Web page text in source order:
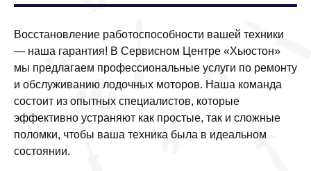
Восстановление работоспособности вашей техники
— наша гарантия! В Сервисном Центре «Хьюстон»
мы предлагаем профессиональные услуги по ремонту
и обслуживанию лодочных моторов. Наша команда
состоит из опытных специалистов, которые
эффективно устраняют как простые, так и сложные
поломки, чтобы ваша техника была в идеальном
состоянии.